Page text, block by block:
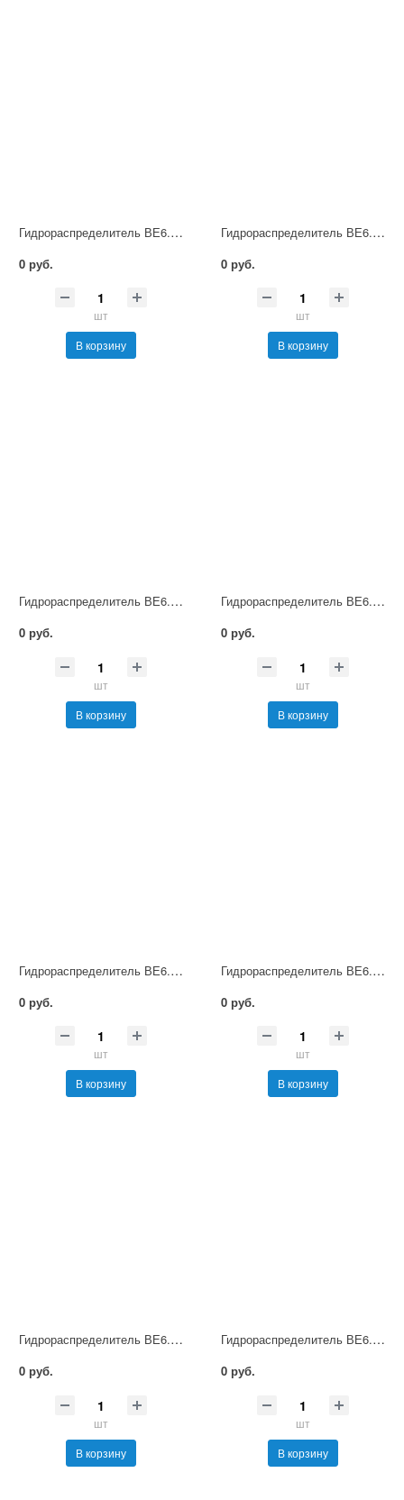
Гидрораспределитель ВЕ6.64 Г12 НМ УХЛ4
0 руб.
шт
В корзину
Гидрораспределитель ВЕ6.64 Г24 НМ УХЛ4
0 руб.
шт
В корзину
Гидрораспределитель ВЕ6.64 Г48 НМ УХЛ4
0 руб.
шт
В корзину
Гидрораспределитель ВЕ6.64 Г110 НМ УХЛ4
0 руб.
шт
В корзину
Гидрораспределитель ВЕ6.64 В36 НМ УХЛ4
0 руб.
шт
В корзину
Гидрораспределитель ВЕ6.64 В110 НМ УХЛ4
0 руб.
шт
В корзину
Гидрораспределитель ВЕ6.64 В220 НМ УХЛ4
0 руб.
шт
В корзину
Гидрораспределитель ВЕ6.64 В380 НМ УХЛ4
0 руб.
шт
В корзину